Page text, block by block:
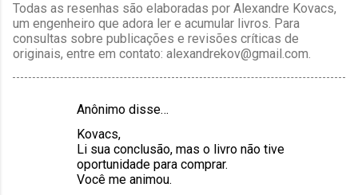
Todas as resenhas são elaboradas por Alexandre Kovacs,
um engenheiro que adora ler e acumular livros. Para
consultas sobre publicações e revisões críticas de
originais, entre em contato: alexandrekov@gmail.com.
Anônimo disse…
Kovacs,
Li sua conclusão, mas o livro não tive
oportunidade para comprar.
Você me animou.